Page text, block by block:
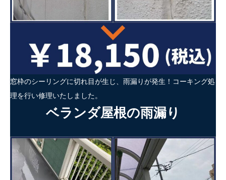
窓枠のシーリングに切れ目が生じ、雨漏りが発生！コーキング処
理を行い修理いたしました。
ベランダ屋根の雨漏り